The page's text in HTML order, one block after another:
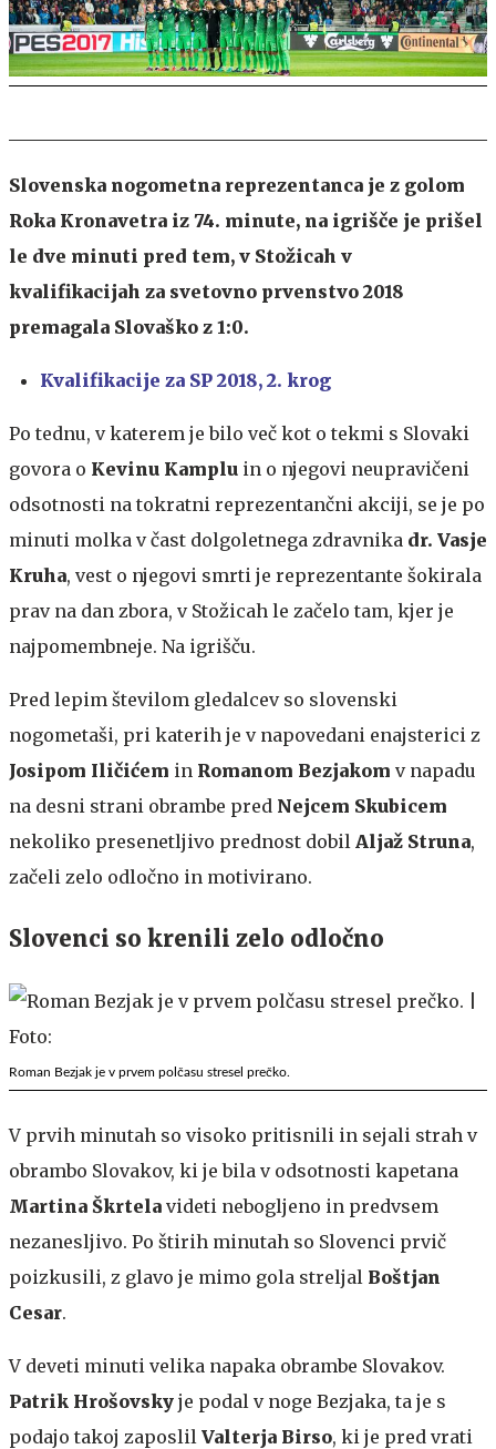
Slovenska nogometna reprezentanca je z golom
Roka Kronavetra iz 74. minute, na igrišče je prišel
le dve minuti pred tem, v Stožicah v
kvalifikacijah za svetovno prvenstvo 2018
premagala Slovaško z 1:0.
Kvalifikacije za SP 2018, 2. krog
Po tednu, v katerem je bilo več kot o tekmi s Slovaki
govora o Kevinu Kamplu in o njegovi neupravičeni
odsotnosti na tokratni reprezentančni akciji, se je po
minuti molka v čast dolgoletnega zdravnika dr. Vasje
Kruha, vest o njegovi smrti je reprezentante šokirala
prav na dan zbora, v Stožicah le začelo tam, kjer je
najpomembneje. Na igrišču.
Pred lepim številom gledalcev so slovenski
nogometaši, pri katerih je v napovedani enajsterici z
Josipom Iličićem in Romanom Bezjakom v napadu
na desni strani obrambe pred Nejcem Skubicem
nekoliko presenetljivo prednost dobil Aljaž Struna,
začeli zelo odločno in motivirano.
Slovenci so krenili zelo odločno
Roman Bezjak je v prvem polčasu stresel prečko.
V prvih minutah so visoko pritisnili in sejali strah v
obrambo Slovakov, ki je bila v odsotnosti kapetana
Martina Škrtela videti nebogljeno in predvsem
nezanesljivo. Po štirih minutah so Slovenci prvič
poizkusili, z glavo je mimo gola streljal Boštjan
Cesar.
V deveti minuti velika napaka obrambe Slovakov.
Patrik Hrošovsky je podal v noge Bezjaka, ta je s
podajo takoj zaposlil Valterja Birso, ki je pred vrati